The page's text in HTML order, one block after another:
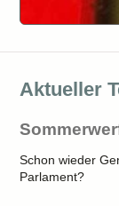
Aktueller
Schon wieder
Parlament?